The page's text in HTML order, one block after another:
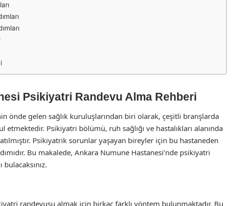
Psikiyatri Randevu Alma Rehberi
önde gelen sağlık kuruluşlarından biri olarak, çeşitli branşlarda
etmektedir. Psikiyatri bölümü, ruh sağlığı ve hastalıkları alanında
Psikiyatrik sorunlar yaşayan bireyler için bu hastaneden
Bu makalede, Ankara Numune Hastanesi’nde psikiyatri
bulacaksınız.
randevusu almak için birkaç farklı yöntem bulunmaktadır. Bu